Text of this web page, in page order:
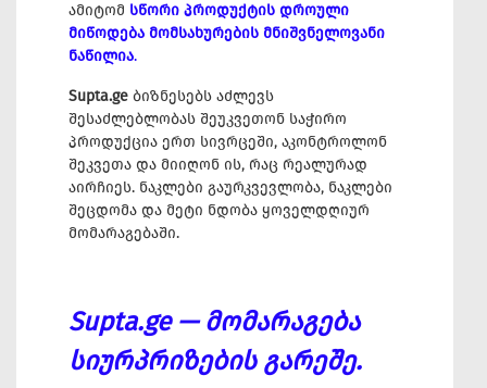
ამიტომ სწორი პროდუქტის დროული
მიწოდება მომსახურების მნიშვნელოვანი
ნაწილია.
Supta.ge ბიზნესებს აძლევს
შესაძლებლობას შეუკვეთონ საჭირო
პროდუქცია ერთ სივრცეში, აკონტროლონ
შეკვეთა და მიიღონ ის, რაც რეალურად
აირჩიეს. ნაკლები გაურკვევლობა, ნაკლები
შეცდომა და მეტი ნდობა ყოველდღიურ
მომარაგებაში.
Supta.ge — მომარაგება
სიურპრიზების გარეშე.